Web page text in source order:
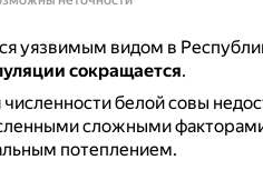
уязвимым видом в
сокращается.
белой совы
сложными
потеплением.